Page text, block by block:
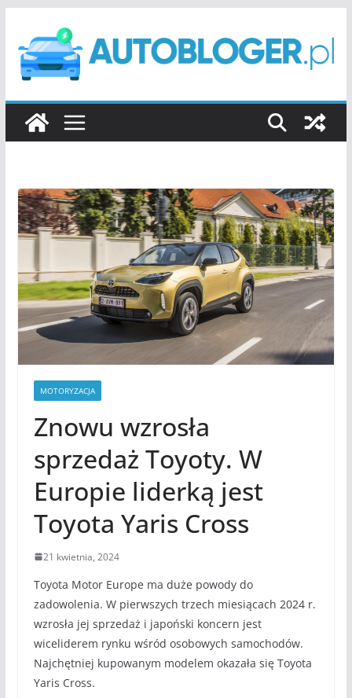
treści
MOTORYZACJA
Znowu wzrosła
sprzedaż Toyoty. W
Europie liderką jest
Toyota Yaris Cross
21 kwietnia, 2024
Toyota Motor Europe ma duże powody do
zadowolenia. W pierwszych trzech miesiącach 2024 r.
wzrosła jej sprzedaż i japoński koncern jest
wiceliderem rynku wśród osobowych samochodów.
Najchętniej kupowanym modelem okazała się Toyota
Yaris Cross.